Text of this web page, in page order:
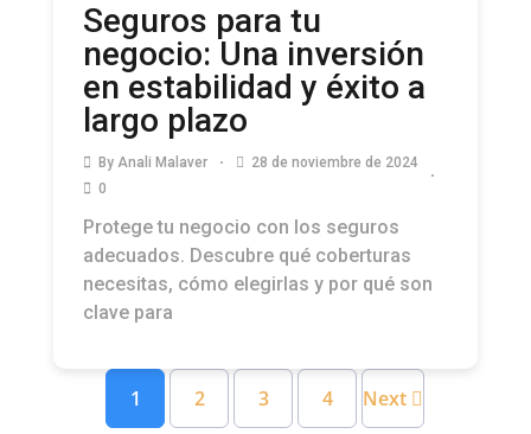
Seguros para tu
negocio: Una inversión
en estabilidad y éxito a
largo plazo
By Anali Malaver
28 de noviembre de 2024
0
Protege tu negocio con los seguros
adecuados. Descubre qué coberturas
necesitas, cómo elegirlas y por qué son
clave para
1 2 3 4 Next